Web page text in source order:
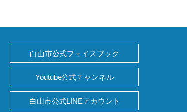
白山市公式フェイスブック
Youtube公式チャンネル
白山市公式LINEアカウント